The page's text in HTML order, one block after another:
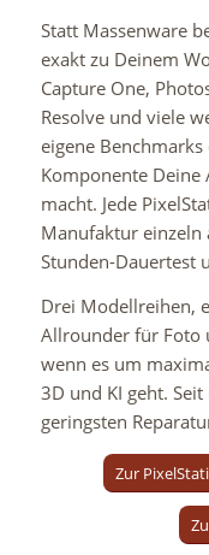
Statt Massenware
exakt zu Deinem
Capture One,
Resolve und viele
eigene
Komponente
macht. Jede
Manufaktur einzeln
Stunden-Dauertest
Drei Modellreihen,
Allrounder für Foto
wenn es um
3D und KI geht.
geringsten
Zur